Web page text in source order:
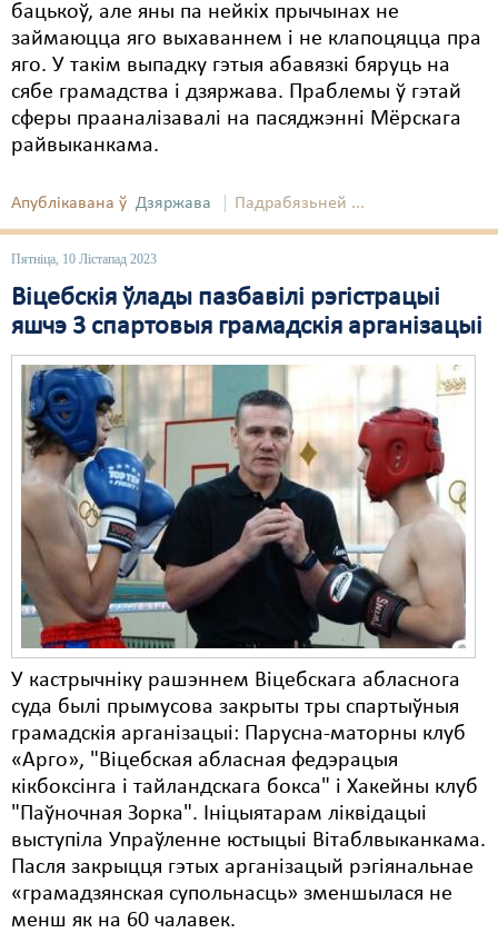
бацькоў, але яны па нейкіх прычынах не
займаюцца яго выхаваннем і не клапоцяцца пра
яго. У такім выпадку гэтыя абавязкі бяруць на
сябе грамадства і дзяржава. Праблемы ў гэтай
сферы прааналізавалі на пасяджэнні Мёрскага
райвыканкама.
Апублікавана ў Дзяржава Падрабязьней ...
Пятніца, 10 Лістапад 2023
Віцебскія ўлады пазбавілі рэгістрацыі
яшчэ 3 спартовыя грамадскія арганізацыі
У кастрычніку рашэннем Віцебскага абласнога
суда былі прымусова закрыты тры спартыўныя
грамадскія арганізацыі: Парусна-маторны клуб
«Арго», "Віцебская абласная федэрацыя
кікбоксінга і тайландскага бокса" і Хакейны клуб
"Паўночная Зорка". Ініцыятарам ліквідацыі
выступіла Упраўленне юстыцыі Вітаблвыканкама.
Пасля закрыцця гэтых арганізацый рэгіянальнае
«грамадзянская супольнасць» зменшылася не
менш як на 60 чалавек.
Правы дзіцяці
Пэнітэнцыярная сыстэма
Распальваньне варожасьці
Свабода слова
Суд
Сьмяротнае пакараньне
Экалёгія
Правы працоўных
Сацыяльныя правы